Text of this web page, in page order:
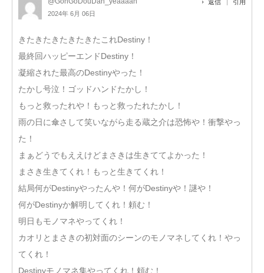
2024年 6月 06日
返信 引用
きたきたきたきたきたこれDestiny！
最終回ハッピーエンドDestiny！
凝縮された最高のDestinyやった！
たかし号泣！ゴッドハンドたかし！
もっと救ったれや！もっと救ったれたかし！
雨の日に傘さして笑いながら走る蔵之介は恐怖や！衝撃やっ
た！
まぁどうでもええけどまさきは生きててよかった！
まさき生きてくれ！もっと生きてくれ！
結局何がDestinyやったんや！何がDestinyや！謎や！
何がDestinyか解明してくれ！頼む！
明日もモノマネやってくれ！
カオリとまさきの初対面のシーンのモノマネしてくれ！やっ
てくれ！
Destinyモノマネ集やってくれ！頼む！